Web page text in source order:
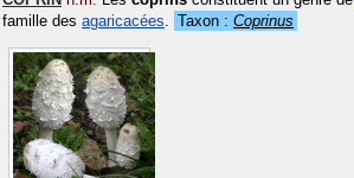
famille des agaricacées. Taxon : Coprinus